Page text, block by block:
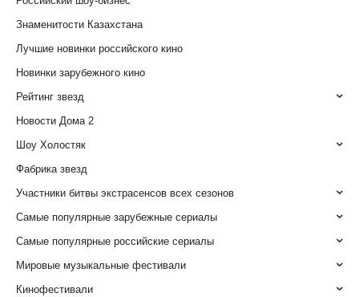
Знаменитости Казахстана
Лучшие новинки российского кино
Новинки зарубежного кино
Рейтинг звезд
Новости Дома 2
Шоу Холостяк
Фабрика звезд
Участники битвы экстрасенсов всех сезонов
Самые популярные зарубежные сериалы
Самые популярные российские сериалы
Мировые музыкальные фестивали
Кинофестивали